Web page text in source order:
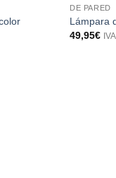
DE PARED
Lámpara
49,95€